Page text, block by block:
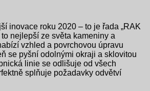
inovace roku 2020 – to je řada „RAK
nejlepší ze světa kameniny a
vzhled a povrchovou úpravu
se pyšní odolnými okraji a sklovitou
linie se odlišuje od všech
splňuje požadavky odvětví